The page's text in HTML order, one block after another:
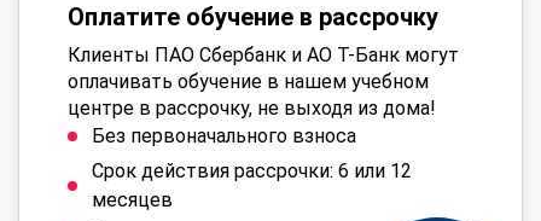
Оплатите обучение в рассрочку
Клиенты ПАО Сбербанк и АО Т-Банк могут
оплачивать обучение в нашем учебном
центре в рассрочку, не выходя из дома!
Без первоначального взноса
Срок действия рассрочки: 6 или 12
месяцев